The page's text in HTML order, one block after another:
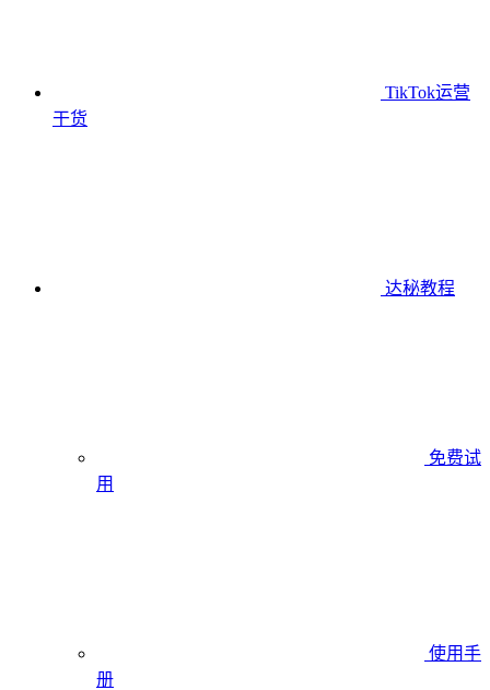
TikTok运营
干货
达秘教程
免费试
用
使用手
册